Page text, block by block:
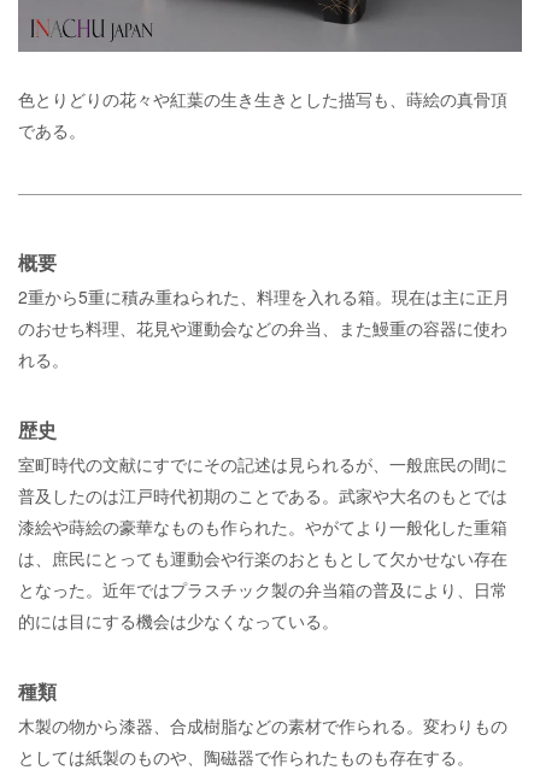
色とりどりの花々や紅葉の生き生きとした描写も、蒔絵の真骨頂
である。
概要
2重から5重に積み重ねられた、料理を入れる箱。現在は主に正月
のおせち料理、花見や運動会などの弁当、また鰻重の容器に使わ
れる。
歴史
室町時代の文献にすでにその記述は見られるが、一般庶民の間に
普及したのは江戸時代初期のことである。武家や大名のもとでは
漆絵や蒔絵の豪華なものも作られた。やがてより一般化した重箱
は、庶民にとっても運動会や行楽のおともとして欠かせない存在
となった。近年ではプラスチック製の弁当箱の普及により、日常
的には目にする機会は少なくなっている。
種類
木製の物から漆器、合成樹脂などの素材で作られる。変わりもの
としては紙製のものや、陶磁器で作られたものも存在する。